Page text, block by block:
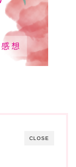
CLOSE